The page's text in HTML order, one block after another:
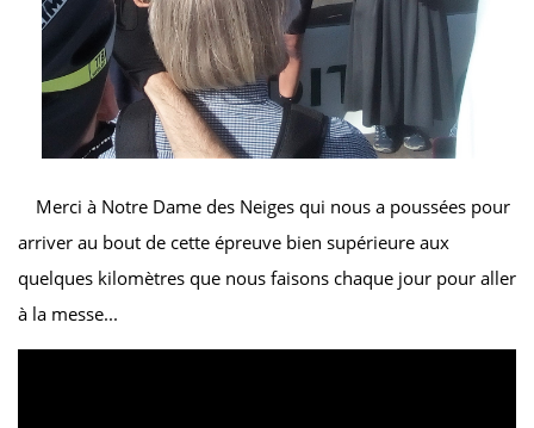
Merci à Notre Dame des Neiges qui nous a poussées pour
arriver au bout de cette épreuve bien supérieure aux
quelques kilomètres que nous faisons chaque jour pour aller
à la messe...